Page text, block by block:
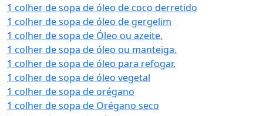
1 colher de sopa de óleo de coco derretido
1 colher de sopa de óleo de gergelim
1 colher de sopa de Óleo ou azeite.
1 colher de sopa de óleo ou manteiga.
1 colher de sopa de óleo para refogar.
1 colher de sopa de óleo vegetal
1 colher de sopa de orégano
1 colher de sopa de Orégano seco